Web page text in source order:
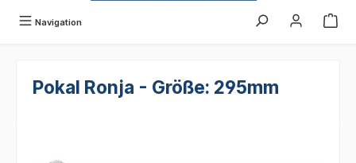
Navigation
Pokal Ronja - Größe: 295mm